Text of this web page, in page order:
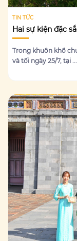
TIN TỨC
Hai sự kiện đặc
Trong khuôn khổ
và tối ngày 25/7, tại ...